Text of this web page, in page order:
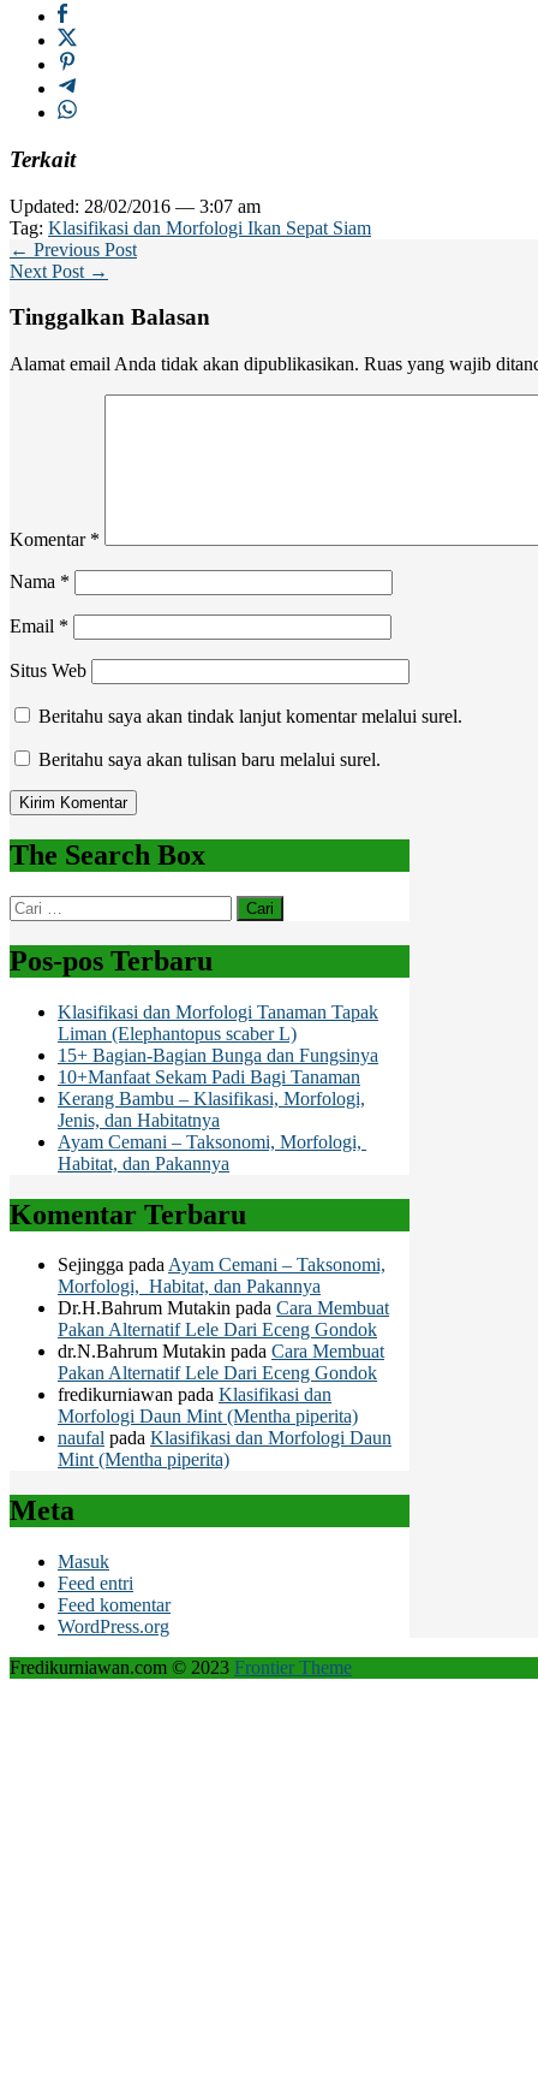
Terkait
Updated: 28/02/2016 — 3:07 am
Tag: Klasifikasi dan Morfologi Ikan Sepat Siam
← Previous Post
Next Post →
Tinggalkan Balasan
Alamat email Anda tidak akan dipublikasikan. Ruas yang wajib
Komentar *
Nama *
Email *
Situs Web
Beritahu saya akan tindak lanjut komentar melalui surel.
Beritahu saya akan tulisan baru melalui surel.
The Search Box
Cari
untuk:
Pos-pos Terbaru
Klasifikasi dan Morfologi Tanaman Tapak
Liman (Elephantopus scaber L)
15+ Bagian-Bagian Bunga dan Fungsinya
10+Manfaat Sekam Padi Bagi Tanaman
Kerang Bambu – Klasifikasi, Morfologi,
Jenis, dan Habitatnya
Ayam Cemani – Taksonomi, Morfologi,
Habitat, dan Pakannya
Komentar Terbaru
Sejingga padaAyam Cemani – Taksonomi,
Morfologi, Habitat, dan Pakannya
Dr.H.Bahrum Mutakin pada Cara Membuat
Pakan Alternatif Lele Dari Eceng Gondok
dr.N.Bahrum Mutakin pada Cara Membuat
Pakan Alternatif Lele Dari Eceng Gondok
fredikurniawan pada Klasifikasi dan
Morfologi Daun Mint (Mentha piperita)
naufal pada Klasifikasi dan Morfologi Daun
Mint (Mentha piperita)
Meta
Masuk
Feed entri
Feed komentar
WordPress.org
Fredikurniawan.com © 2023 Frontier Theme